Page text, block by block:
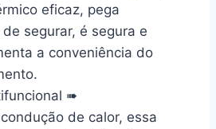
eficaz, pega
segurar, é segura e
a conveniência do
➠
de calor, essa